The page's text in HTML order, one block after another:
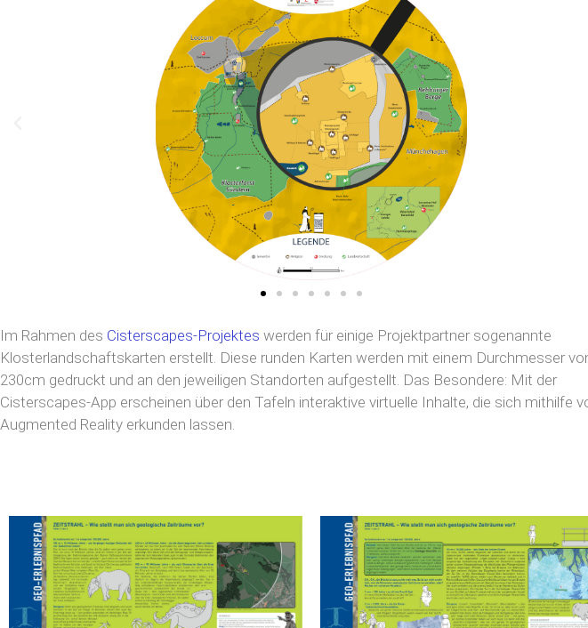
Im Rahmen des Cisterscapes-Projektes werden für einige Projektpartner sogenannte
Klosterlandschaftskarten erstellt. Diese runden Karten werden mit einem Durchmesser
230cm gedruckt und an den jeweiligen Standorten aufgestellt. Das Besondere: Mit der
Cisterscapes-App erscheinen über den Tafeln interaktive virtuelle Inhalte, die sich mithilfe
Augmented Reality erkunden lassen.